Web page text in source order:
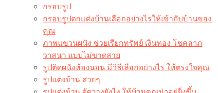
กรอบรูป
กรอบรูปตกแต่งบ้านเลือกอย่างไรให้เข้ากับบ้านของ
คุณ
ภาพแขวนผนัง ช่วยเรียกทรัพย์ เงินทอง โชคลาภ
วาสนา แบบไม่ขาดสาย
รูปติดผนังห้องนอน มีวิธีเลือกอย่างไร ให้ตรงใจคุณ
รูปแต่งบ้าน สวยๆ